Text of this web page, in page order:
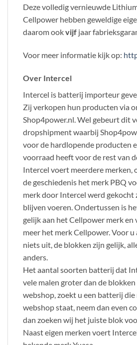
Deze volledig vernieuwde Lithium
Cellpower hebben geweldige
daarom ookvijf jaar
Voor meer informatie kijk op:
Over Intercel
Intercel is batterij importeur
Zij verkopen hun producten via
Shop4power.nl. Wel gebeurt dit
dropshipment waarbij
voor de hardlopende producten
voorraad heeft voor de rest van
Intercel voert meerdere merken,
de geschiedenis het merk PBQ
merk door Intercel werd gekocht
blijven voeren. Ondertussen is
gelijk aan het Cellpower merk en
meer het merk Cellpower. Voor
niets uit, de blokken zijn gelijk,
anders.
Het aantal soorten batterij dat
vele malen groter dan de
webshop, zoekt u een batterij die
webshop staat, neem dan even
dan zoeken wij het juiste blok
Naast eigen merken voert